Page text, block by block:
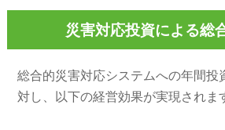
災害対応投資による総
総合的災害対応システムへの年間投
対し、以下の経営効果が実現されま